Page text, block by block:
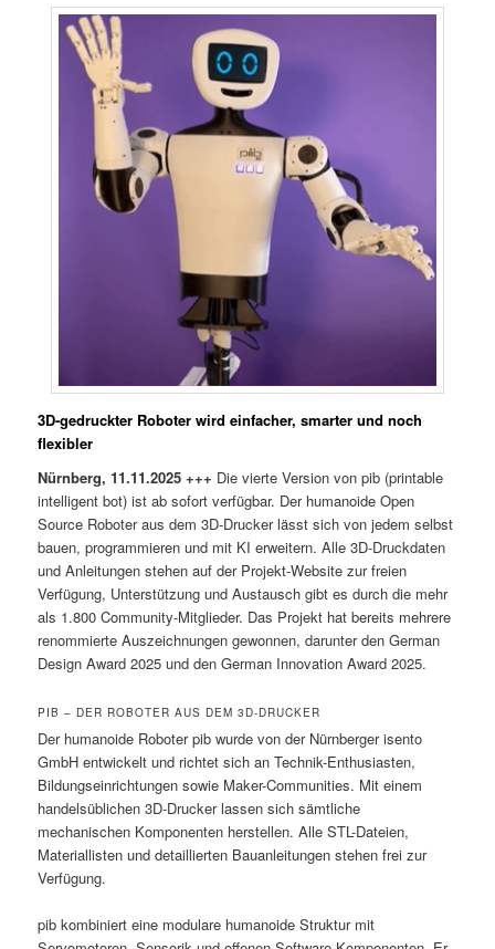
3D-gedruckter Roboter wird einfacher, smarter und noch
flexibler
Nürnberg, 11.11.2025 +++ Die vierte Version von pib (printable
intelligent bot) ist ab sofort verfügbar. Der humanoide Open
Source Roboter aus dem 3D-Drucker lässt sich von jedem selbst
bauen, programmieren und mit KI erweitern. Alle 3D-Druckdaten
und Anleitungen stehen auf der Projekt-Website zur freien
Verfügung, Unterstützung und Austausch gibt es durch die mehr
als 1.800 Community-Mitglieder. Das Projekt hat bereits mehrere
renommierte Auszeichnungen gewonnen, darunter den German
Design Award 2025 und den German Innovation Award 2025.
PIB – DER ROBOTER AUS DEM 3D-DRUCKER
Der humanoide Roboter pib wurde von der Nürnberger isento
GmbH entwickelt und richtet sich an Technik-Enthusiasten,
Bildungseinrichtungen sowie Maker-Communities. Mit einem
handelsüblichen 3D-Drucker lassen sich sämtliche
mechanischen Komponenten herstellen. Alle STL-Dateien,
Materiallisten und detaillierten Bauanleitungen stehen frei zur
Verfügung.
pib kombiniert eine modulare humanoide Struktur mit